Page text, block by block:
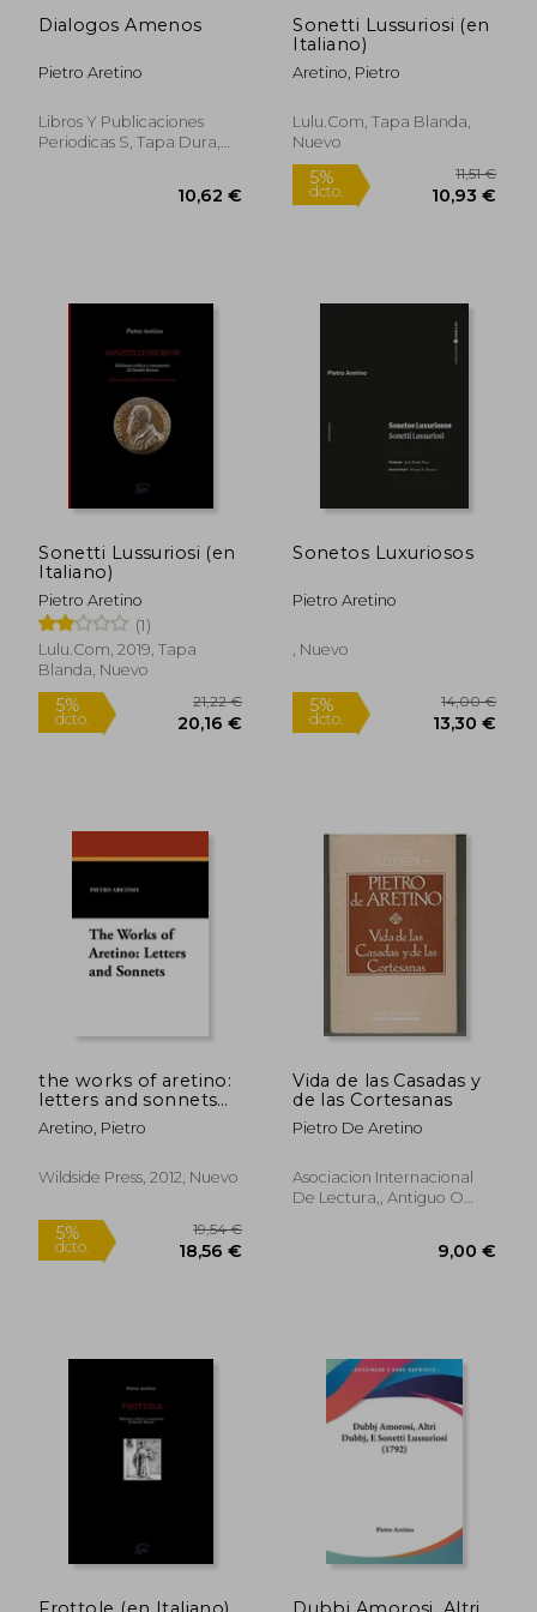
Dialogos Amenos
Pietro Aretino
Libros Y Publicaciones
Periodicas S, Tapa Dura,
10,62 €
Sonetti Lussuriosi (en
Italiano)
Aretino, Pietro
Lulu.com, Tapa Blanda,
Nuevo
dcto.
Sonetti Lussuriosi (en
Italiano)
Pietro Aretino
(1)
Lulu.Com, 2019, Tapa
Blanda, Nuevo
5% 21,22 €
Sonetos Luxuriosos
Pietro Aretino
, Nuevo
the works of aretino:
letters and sonnets
(en Inglés)
Aretino, Pietro
Wildside Press, 2012, Nuevo
Vida de las Casadas y
de las Cortesanas
Pietro De Aretino
Asociacion Internacional
De Lectura,, Antiguo O